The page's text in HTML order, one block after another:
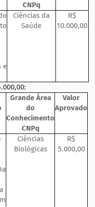
CNPq
e
Ciências da
Saúde
R$
10.000,00
Grande Área
do
Conhecimento
CNPq
Valor
Aprovado
Ciências
Biológicas
R$
5.000,00